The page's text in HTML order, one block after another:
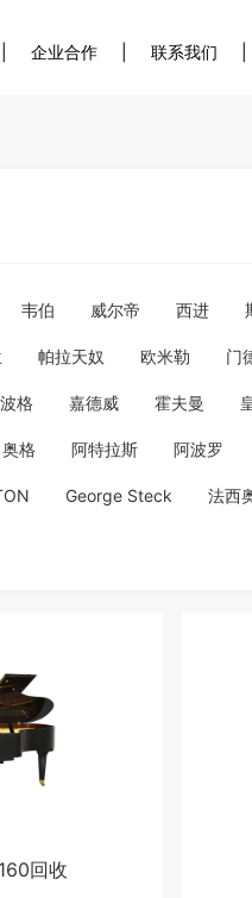
企业合作 联系我们
韦伯 威尔帝 西进
帕拉天奴 欧米勒 门
格 嘉德威 霍夫曼
奥格 阿特拉斯 阿波罗
George Steck 法西
回收